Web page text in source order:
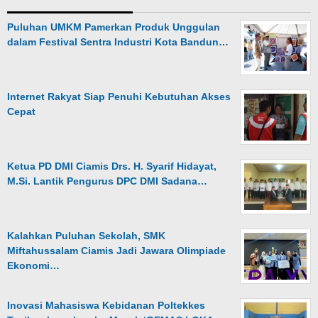
Puluhan UMKM Pamerkan Produk Unggulan
dalam Festival Sentra Industri Kota Bandun…
Internet Rakyat Siap Penuhi Kebutuhan Akses
Cepat
Ketua PD DMI Ciamis Drs. H. Syarif Hidayat,
M.Si. Lantik Pengurus DPC DMI Sadana…
Kalahkan Puluhan Sekolah, SMK
Miftahussalam Ciamis Jadi Jawara Olimpiade
Ekonomi…
Inovasi Mahasiswa Kebidanan Poltekkes